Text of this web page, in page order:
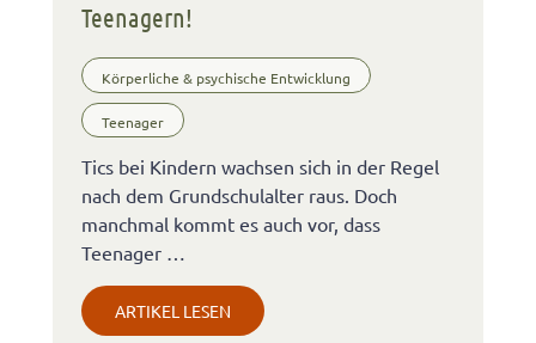
Teenagern!
Körperliche & psychische Entwicklung
Teenager
Tics bei Kindern wachsen sich in der Regel
nach dem Grundschulalter raus. Doch
manchmal kommt es auch vor, dass
Teenager …
ARTIKEL LESEN